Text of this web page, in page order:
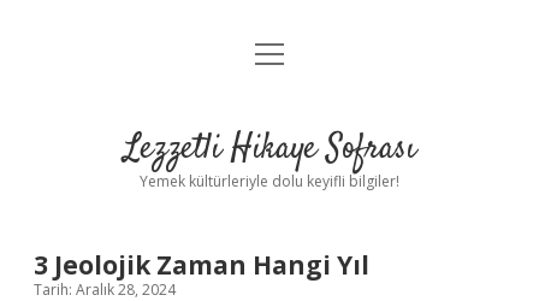
Anasayfa
Yasal Uyarı
menüyü
Lezzetli Hikaye Sofrası
Yemek kültürleriyle dolu keyifli bilgiler!
3 Jeolojik Zaman Hangi Yıl
Tarih: Aralık 28, 2024